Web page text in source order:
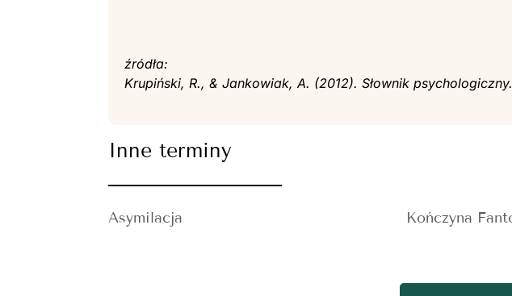
źródła:
Krupiński, R., & Jankowiak, A. (2012). Słownik
Inne terminy
Asymilacja Kończyna